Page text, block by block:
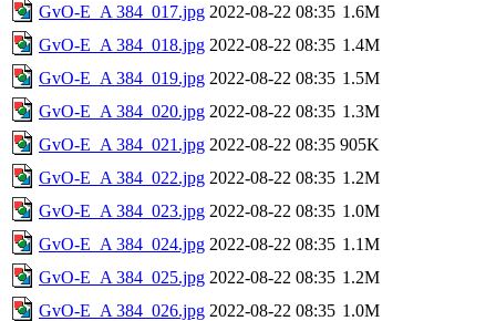
GvO-E_A 384_017.jpg 2022-08-22 08:35 1.6M
GvO-E_A 384_018.jpg 2022-08-22 08:35 1.4M
GvO-E_A 384_019.jpg 2022-08-22 08:35 1.5M
GvO-E_A 384_020.jpg 2022-08-22 08:35 1.3M
GvO-E_A 384_021.jpg 2022-08-22 08:35 905K
GvO-E_A 384_022.jpg 2022-08-22 08:35 1.2M
GvO-E_A 384_023.jpg 2022-08-22 08:35 1.0M
GvO-E_A 384_024.jpg 2022-08-22 08:35 1.1M
GvO-E_A 384_025.jpg 2022-08-22 08:35 1.2M
GvO-E_A 384_026.jpg 2022-08-22 08:35 1.0M